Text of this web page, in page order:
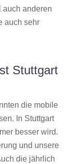
auch anderen
auch sehr
Stuttgart
die mobile
In Stuttgart
besser wird.
und unsere
die jährlich